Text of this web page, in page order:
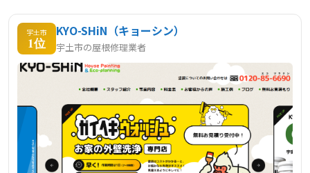
宇土市
1位
KYO-SHiN（キョーシン）
宇土市の屋根修理業者